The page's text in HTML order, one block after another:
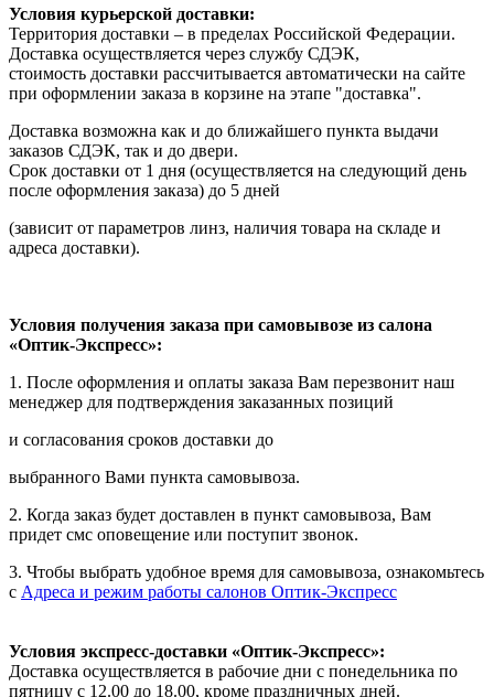
Условия курьерской доставки:
Территория доставки – в пределах Российской Федерации.
Доставка осуществляется через службу СДЭК,
стоимость доставки рассчитывается автоматически на сайте
при оформлении заказа в корзине на этапе "доставка".
Доставка возможна как и до ближайшего пункта выдачи
заказов СДЭК, так и до двери.
Срок доставки от 1 дня (осуществляется на следующий день
после оформления заказа) до 5 дней
(зависит от параметров линз, наличия товара на складе и
адреса доставки).
Условия получения заказа при самовывозе из салона
«Оптик-Экспресс»:
1. После оформления и оплаты заказа Вам перезвонит наш
менеджер для подтверждения заказанных позиций
и согласования сроков доставки до
выбранного Вами пункта самовывоза.
2. Когда заказ будет доставлен в пункт самовывоза, Вам
придет смс оповещение или поступит звонок.
3. Чтобы выбрать удобное время для самовывоза, ознакомьтесь
с Адреса и режим работы салонов Оптик-Экспресс
Условия экспресс-доставки «Оптик-Экспресс»:
Доставка осуществляется в рабочие дни с понедельника по
пятницу с 12.00 до 18.00, кроме праздничных дней.